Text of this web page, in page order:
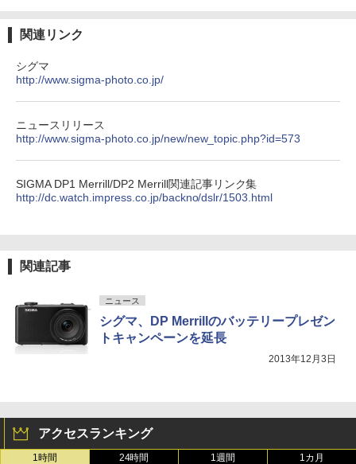
関連リンク
シグマ
http://www.sigma-photo.co.jp/
ニュースリリース
http://www.sigma-photo.co.jp/new/new_topic.php?id=573
SIGMA DP1 Merrill/DP2 Merrill関連記事リンク集
http://dc.watch.impress.co.jp/backno/dslr/1503.html
関連記事
ニュース
シグマ、DP Merrillのバッテリープレゼン
トキャンペーンを延長
2013年12月3日
アクセスランキング
1時間 24時間 1週間 1カ月